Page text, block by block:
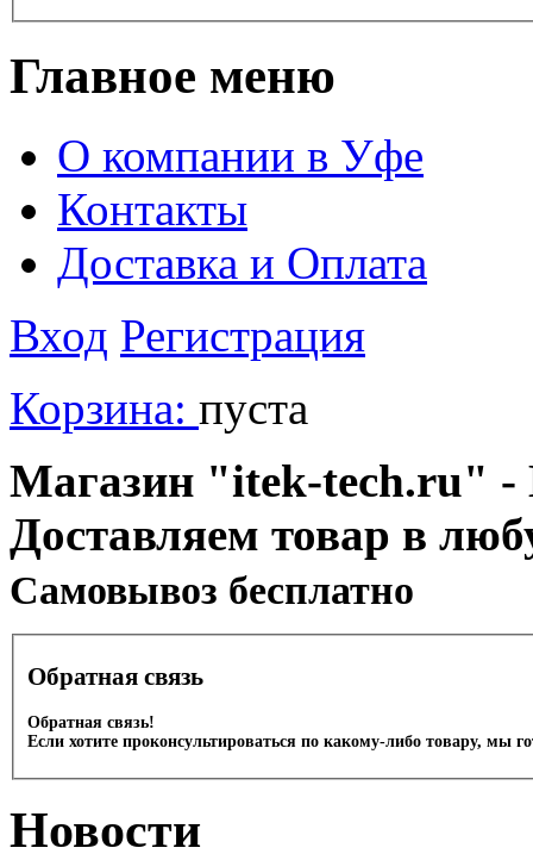
Главное меню
О компании в Уфе
Контакты
Доставка и Оплата
Вход Регистрация
Корзина: пуста
Магазин "itek-tech.ru" -
Доставляем товар в
Cамовывоз бесплатно
Обратная связь
Обратная связь!
Если хотите проконсультироваться по какому-либо товару, мы
Новости